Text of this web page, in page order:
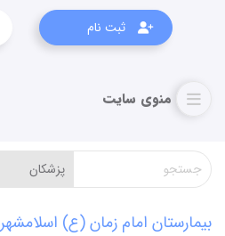
ثبت نام
بیمارستان امام زمان (ع) اسلامشهر